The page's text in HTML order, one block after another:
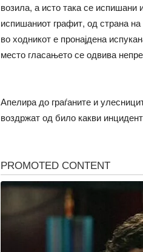
возила, а исто така се испишани
испишаниот графит, од страна
во ходникот е пронајдена
место гласањето се одвива
Апелира до граѓаните и
воздржат од било какви